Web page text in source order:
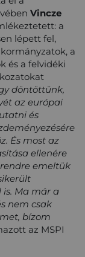
Vincze
a
lépett fel,
a
és a felvidéki
döntöttünk,
az európai
és
És most az
ellenére
emeltük
Ma már a
nem csak
bízom
az MSPI